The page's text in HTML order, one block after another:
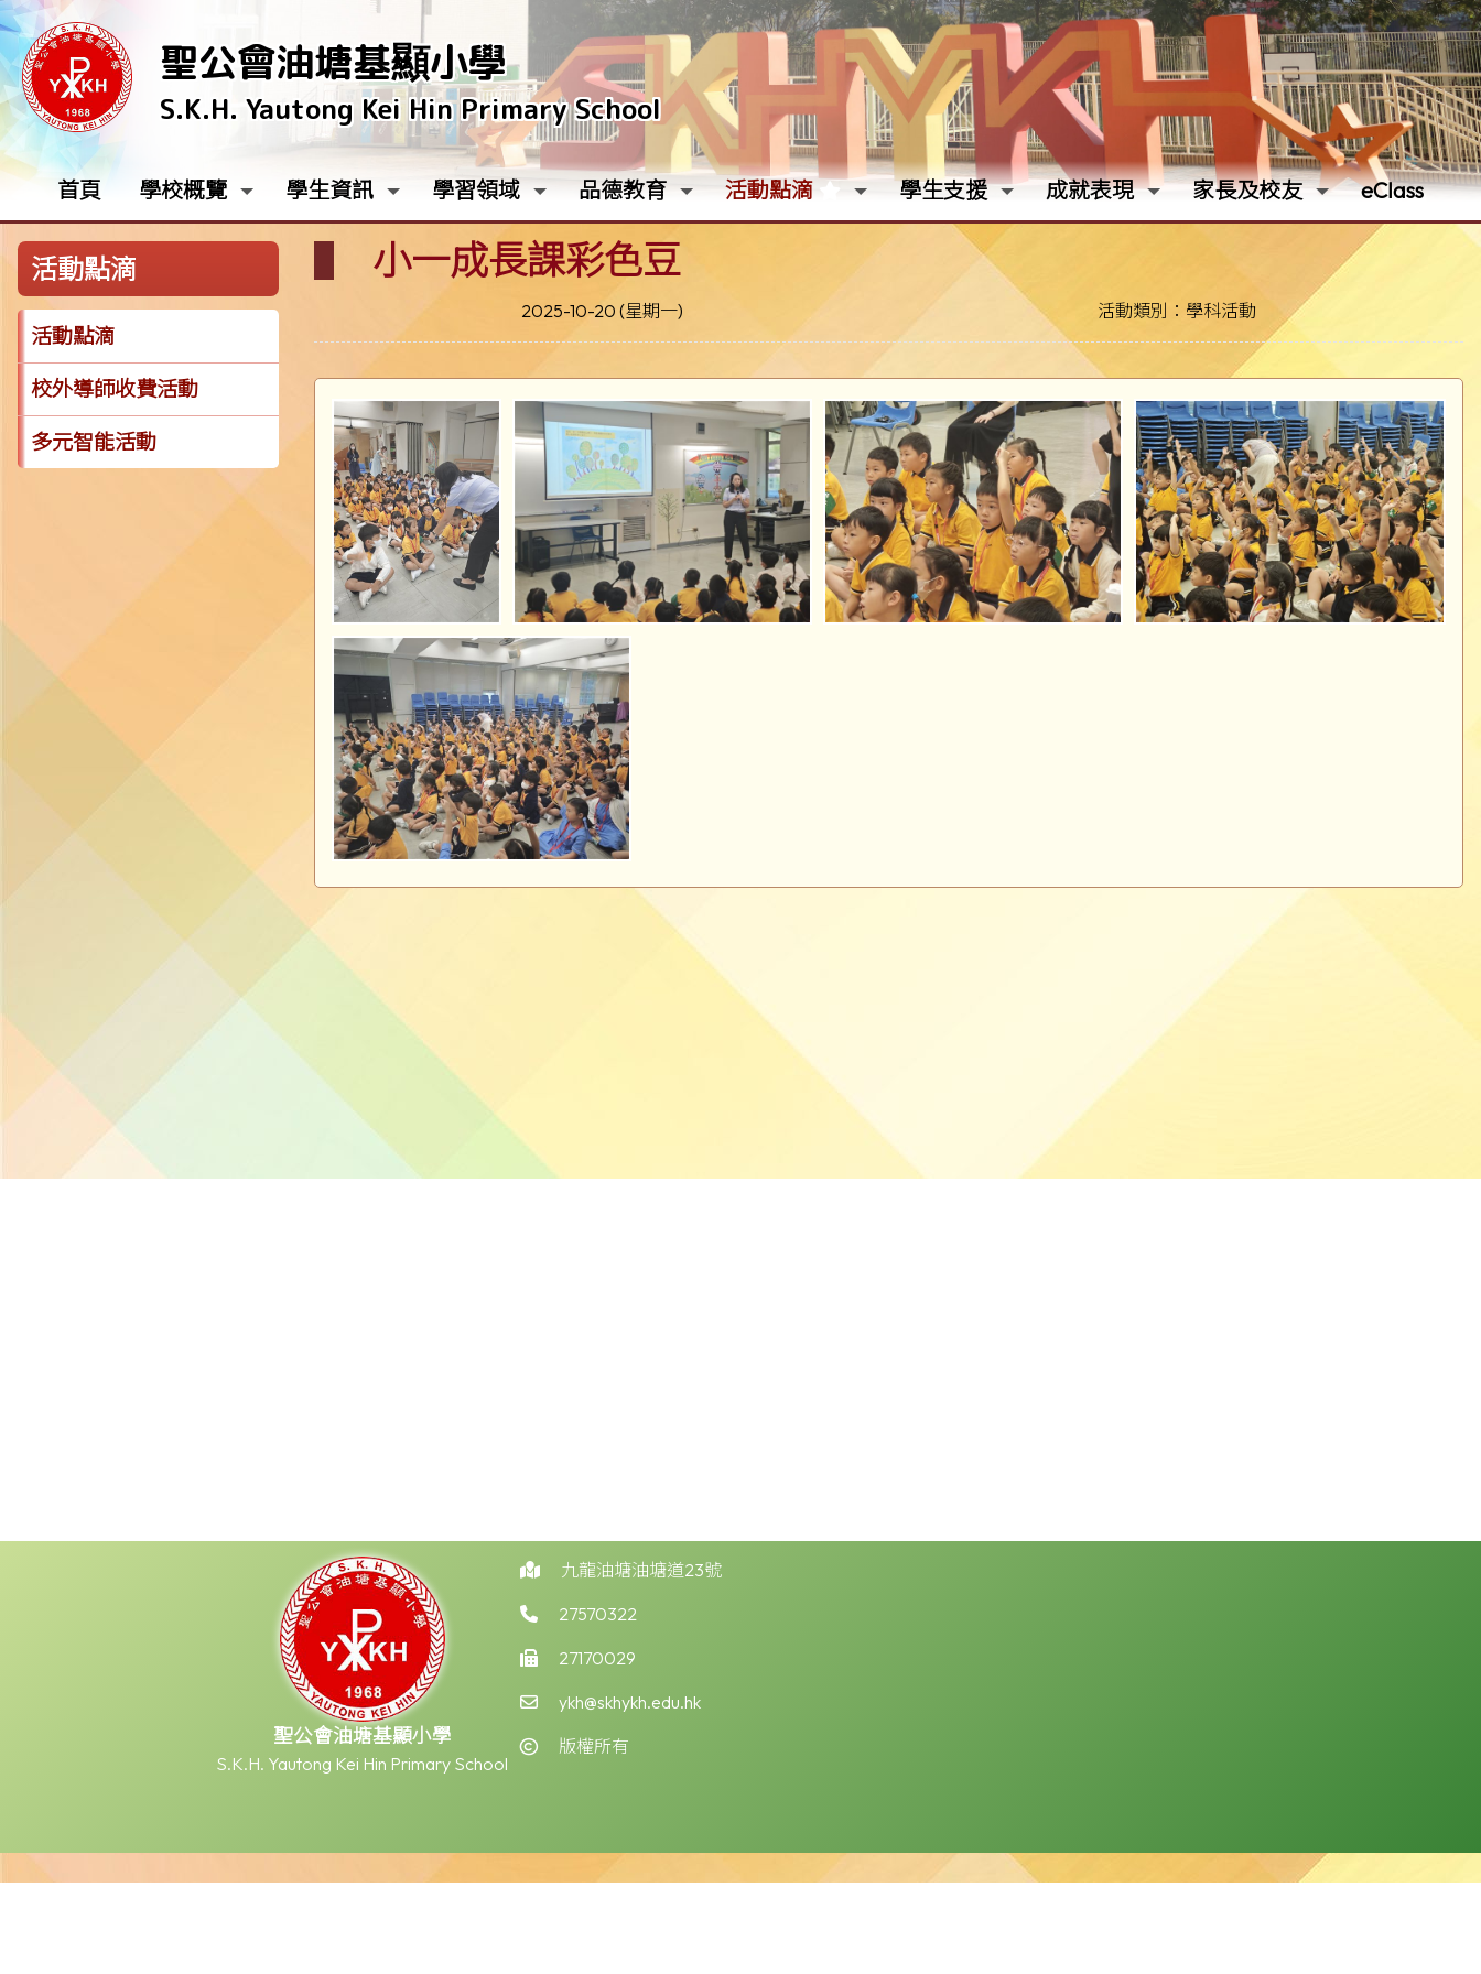
聖公會油塘基顯小學
S.K.H. Yautong Kei Hin Primary School
首頁 學校概覽 學生資訊 學習領域 品德教育 活動點滴 學生支援 成就表現 家長及校友 eClass
活動點滴
活動點滴
校外導師收費活動
多元智能活動
小一成長課彩色豆
2025-10-20 (星期一) 活動類別：學科活動
聖公會油塘基顯小學
S.K.H. Yautong Kei Hin Primary School
九龍油塘油塘道23號
27570322
27170029
ykh@skhykh.edu.hk
版權所有